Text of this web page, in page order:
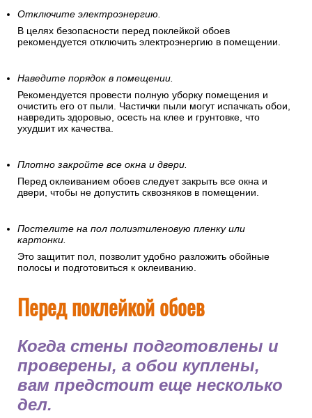
Отключите электроэнергию.
В целях безопасности перед поклейкой обоев
рекомендуется отключить электроэнергию в помещении.
Наведите порядок в помещении.
Рекомендуется провести полную уборку помещения и
очистить его от пыли. Частички пыли могут испачкать обои,
навредить здоровью, осесть на клее и грунтовке, что
ухудшит их качества.
Плотно закройте все окна и двери.
Перед оклеиванием обоев следует закрыть все окна и
двери, чтобы не допустить сквозняков в помещении.
Постелите на пол полиэтиленовую пленку или
картонки.
Это защитит пол, позволит удобно разложить обойные
полосы и подготовиться к оклеиванию.
Перед поклейкой обоев
Когда стены подготовлены и
проверены, а обои куплены,
вам предстоит еще несколько
дел.